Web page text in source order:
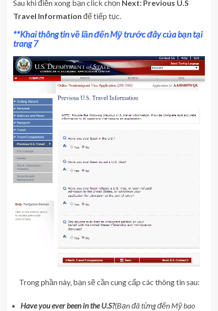
Sau khi điền xong bạn click chọn Next: Previous U.S
Travel Information để tiếp tục.
**Khai thông tin về lần đến Mỹ trước đây của bạn tại
trang 7
Trong phần này, bạn sẽ cần cung cấp các thông tin sau:
Have you ever been in the U.S?(Bạn đã từng đến Mỹ bao